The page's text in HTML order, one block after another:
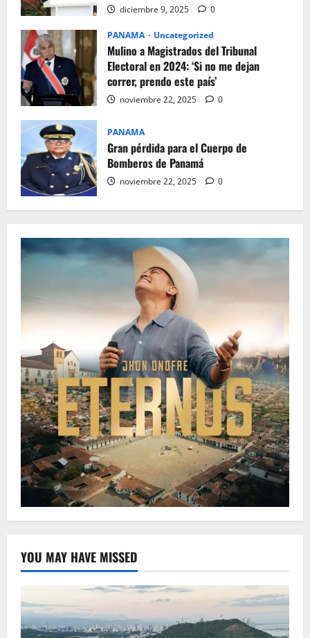
diciembre 9, 2025 0
PANAMA Uncategorized
Mulino a Magistrados del Tribunal
Electoral en 2024: ‘Si no me dejan
correr, prendo este país’
noviembre 22, 2025 0
PANAMA
Gran pérdida para el Cuerpo de
Bomberos de Panamá
noviembre 22, 2025 0
YOU MAY HAVE MISSED